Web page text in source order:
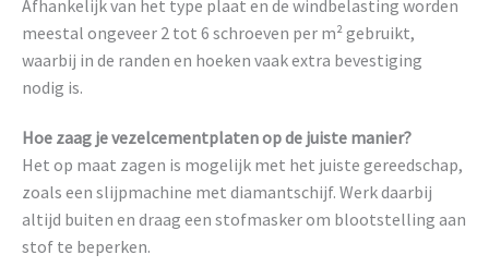
Afhankelijk van het type plaat en de windbelasting worden
meestal ongeveer 2 tot 6 schroeven per m² gebruikt,
waarbij in de randen en hoeken vaak extra bevestiging
nodig is.
Hoe zaag je vezelcementplaten op de juiste manier?
Het op maat zagen is mogelijk met het juiste gereedschap,
zoals een slijpmachine met diamantschijf. Werk daarbij
altijd buiten en draag een stofmasker om blootstelling aan
stof te beperken.